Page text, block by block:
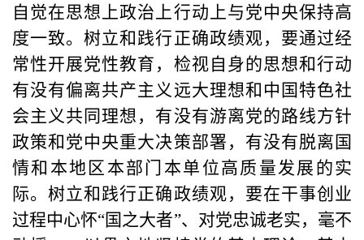
自觉在思想上政治上行动上与党中央保持高
度一致。树立和践行正确政绩观，要通过经
常性开展党性教育，检视自身的思想和行动
有没有偏离共产主义远大理想和中国特色社
会主义共同理想，有没有游离党的路线方针
政策和党中央重大决策部署，有没有脱离国
情和本地区本部门本单位高质量发展的实
际。树立和践行正确政绩观，要在干事创业
过程中心怀“国之大者”、对党忠诚老实，毫不